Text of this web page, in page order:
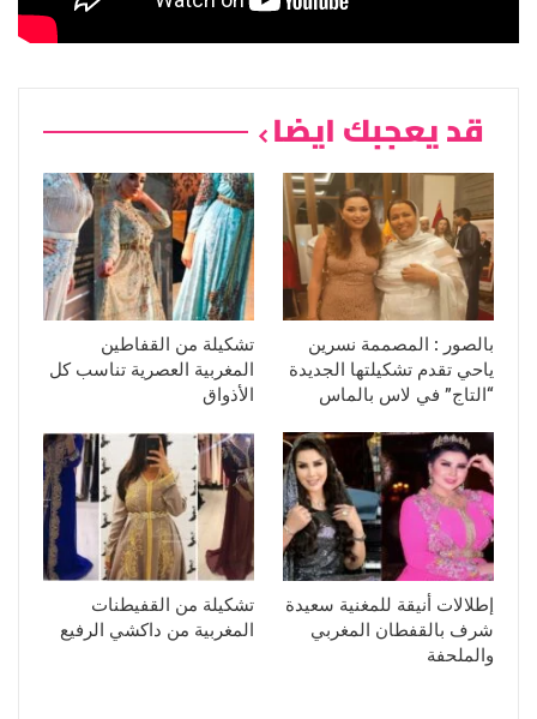
قد يعجبك ايضا
بالصور : المصممة نسرين
ياحي تقدم تشكيلتها الجديدة
“التاج” في لاس بالماس
تشكيلة من القفاطين
المغربية العصرية تناسب كل
الأذواق
إطلالات أنيقة للمغنية سعيدة
شرف بالقفطان المغربي
والملحفة
تشكيلة من القفيطنات
المغربية من داكشي الرفيع